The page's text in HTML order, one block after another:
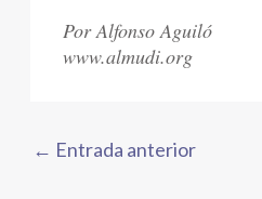
Por Alfonso Aguiló
www.almudi.org
← Entrada anterior